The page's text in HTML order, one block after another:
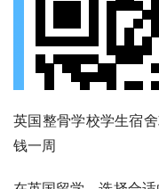
英国整骨学校学生宿
钱一周